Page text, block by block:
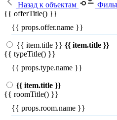
Назад к объектам
{{ offerTitle() }}
{{ props.offer.name }}
{{ item.title }} {{ item.title }}
{{ typeTitle() }}
{{ props.type.name }}
{{ item.title }}
{{ roomTitle() }}
{{ props.room.name }}